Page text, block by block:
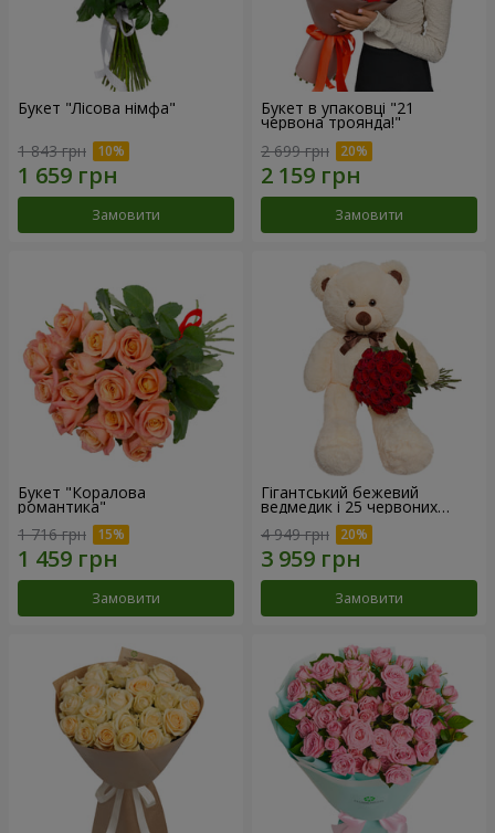
Букет "Лісова німфа"
1 843 грн
Замовити
Букет в упаковці "21
червона троянда!"
2 699 грн
Замовити
Букет "Коралова
романтика"
1 716 грн
Замовити
Гігантський бежевий
ведмедик і 25 червоних
троянд
4 949 грн
Замовити